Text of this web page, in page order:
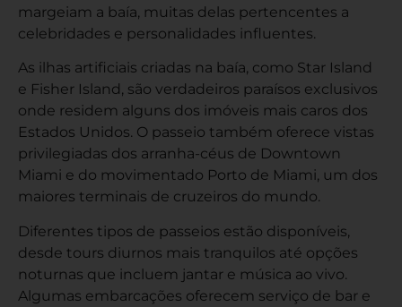
margeiam a baía, muitas delas pertencentes a
celebridades e personalidades influentes.
As ilhas artificiais criadas na baía, como Star Island
e Fisher Island, são verdadeiros paraísos exclusivos
onde residem alguns dos imóveis mais caros dos
Estados Unidos. O passeio também oferece vistas
privilegiadas dos arranha-céus de Downtown
Miami e do movimentado Porto de Miami, um dos
maiores terminais de cruzeiros do mundo.
Diferentes tipos de passeios estão disponíveis,
desde tours diurnos mais tranquilos até opções
noturnas que incluem jantar e música ao vivo.
Algumas embarcações oferecem serviço de bar e